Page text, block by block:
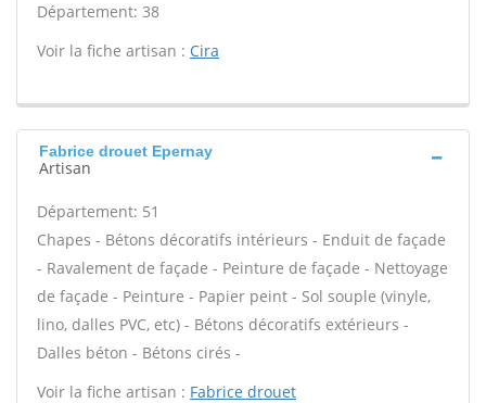
Département: 38
Voir la fiche artisan : Cira
Fabrice drouet Epernay
Artisan
Département: 51
Chapes - Bétons décoratifs intérieurs - Enduit de façade
- Ravalement de façade - Peinture de façade - Nettoyage
de façade - Peinture - Papier peint - Sol souple (vinyle,
lino, dalles PVC, etc) - Bétons décoratifs extérieurs -
Dalles béton - Bétons cirés -
Voir la fiche artisan : Fabrice drouet